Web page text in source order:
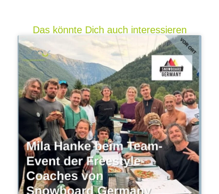
Das könnte Dich auch interessieren